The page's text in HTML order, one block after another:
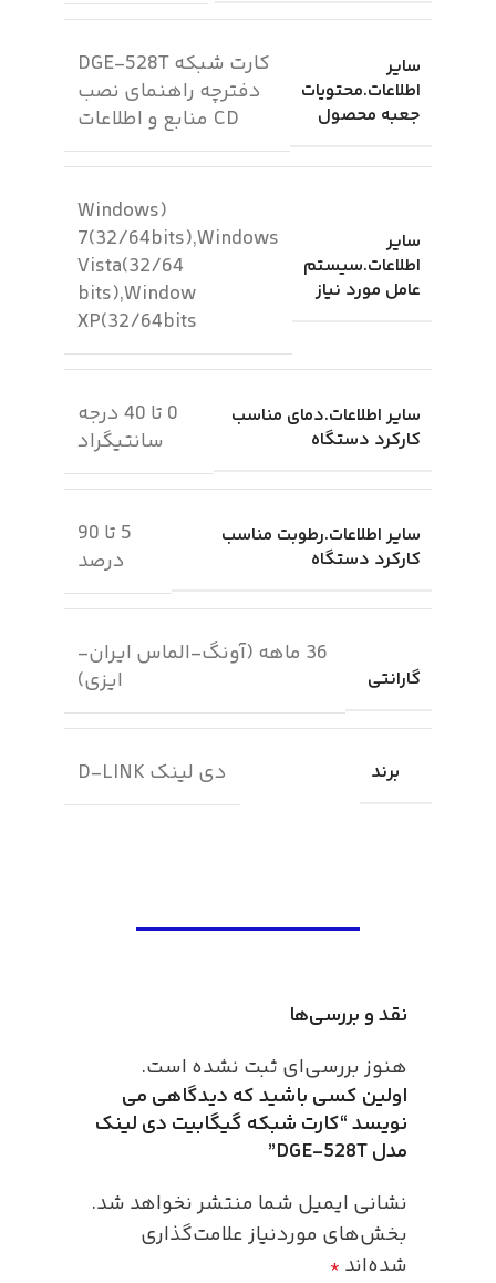
سایر
اطلاعات.محتویات
جعبه محصول
کارت شبکه DGE‑528T
دفترچه راهنمای نصب
CD منابع و اطلاعات
سایر
اطلاعات.سیستم
عامل مورد نیاز
(Windows
7(32/64bits),Windows
Vista(32/64
bits),Window
XP(32/64bits
سایر اطلاعات.دمای مناسب
کارکرد دستگاه
0 تا 40 درجه
سانتیگراد
سایر اطلاعات.رطوبت مناسب
کارکرد دستگاه
5 تا 90
درصد
گارانتی
36 ماهه (آونگ-الماس ایران-
ایزی)
برند دی لینک D-LINK
نقد و بررسی‌ها
هنوز بررسی‌ای ثبت نشده است.
اولین کسی باشید که دیدگاهی می
نویسد “کارت شبکه گیگابیت دی لینک
مدل DGE‑528T”
نشانی ایمیل شما منتشر نخواهد شد.
بخش‌های موردنیاز علامت‌گذاری
شده‌اند *